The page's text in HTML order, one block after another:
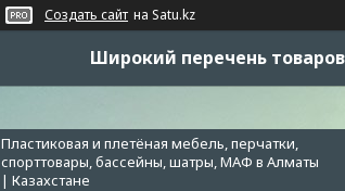
Создать сайт на Satu.kz
Широкий перечень
Пластиковая и плетёная мебель, перчатки,
спорттовары, бассейны, шатры, МАФ в Алматы
| Казахстане